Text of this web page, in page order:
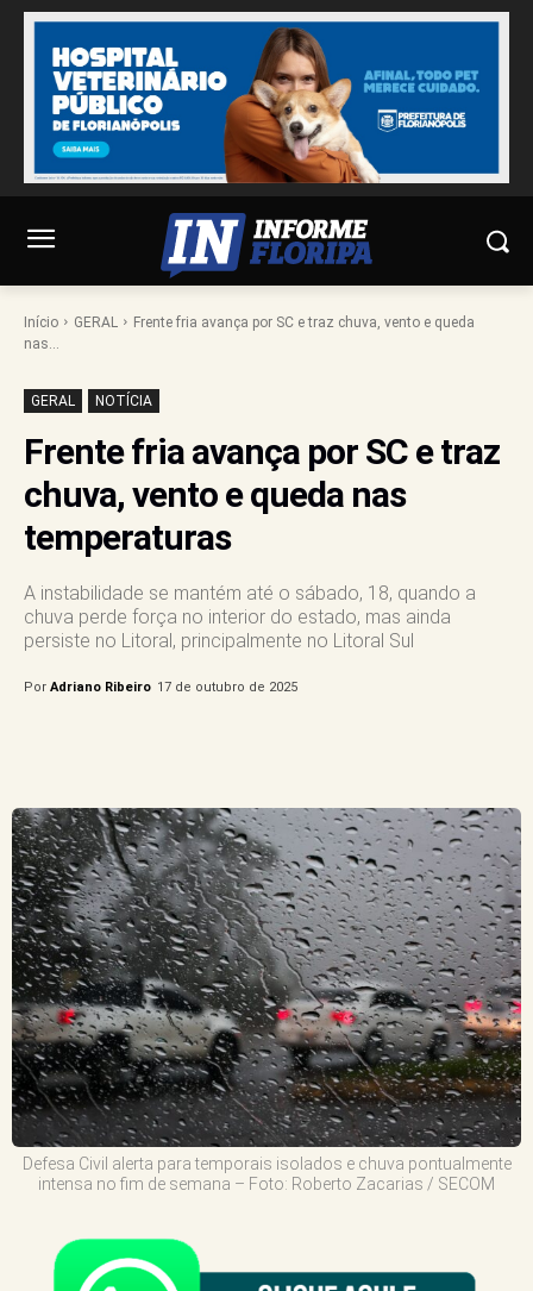
Início GERAL
Frente fria avança por SC e traz chuva, vento e queda
nas...
GERAL NOTÍCIA
Frente fria avança por SC e traz
chuva, vento e queda nas
temperaturas
A instabilidade se mantém até o sábado, 18, quando a
chuva perde força no interior do estado, mas ainda
persiste no Litoral, principalmente no Litoral Sul
Por Adriano Ribeiro 17 de outubro de 2025
Defesa Civil alerta para temporais isolados e chuva pontualmente
intensa no fim de semana – Foto: Roberto Zacarias / SECOM